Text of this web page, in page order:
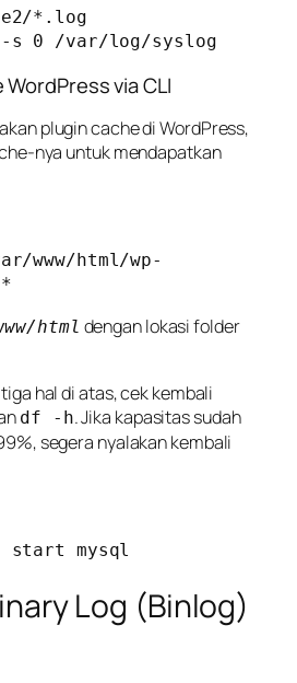
*.log
via CLI
plugin cache di WordPress,
nya untuk mendapatkan
www/html/wp-
html dengan lokasi folder
hal di atas, cek kembali
df -h. Jika kapasitas sudah
segera nyalakan kembali
Log (Binlog)